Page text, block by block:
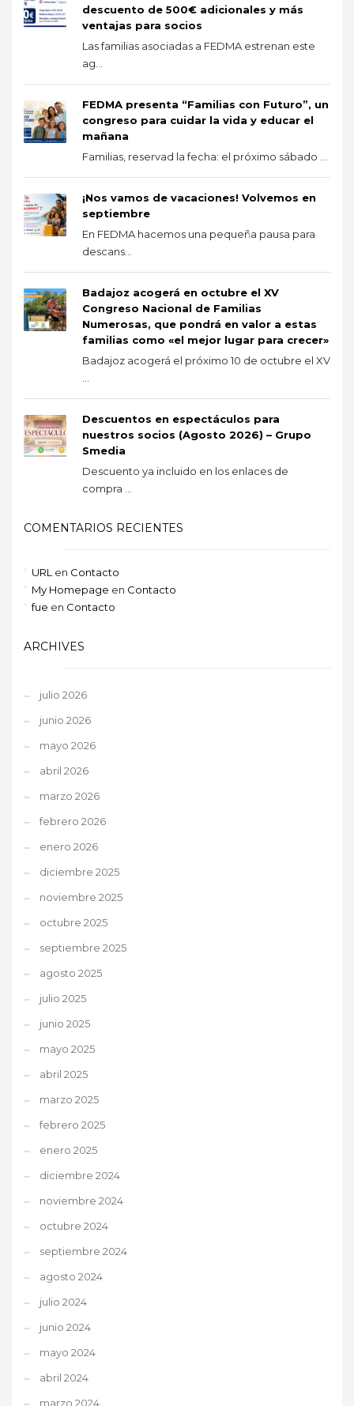
descuento de 500€ adicionales y más
ventajas para socios
Las familias asociadas a FEDMA estrenan este
ag...
FEDMA presenta “Familias con Futuro”, un
congreso para cuidar la vida y educar el
mañana
Familias, reservad la fecha: el próximo sábado ...
¡Nos vamos de vacaciones! Volvemos en
septiembre
En FEDMA hacemos una pequeña pausa para
descans...
Badajoz acogerá en octubre el XV
Congreso Nacional de Familias
Numerosas, que pondrá en valor a estas
familias como «el mejor lugar para crecer»
Badajoz acogerá el próximo 10 de octubre el XV
Descuentos en espectáculos para
nuestros socios (Agosto 2026) – Grupo
Smedia
Descuento ya incluido en los enlaces de
compra ...
COMENTARIOS RECIENTES
URL en Contacto
My Homepage en Contacto
fue en Contacto
ARCHIVES
julio 2026
junio 2026
mayo 2026
abril 2026
marzo 2026
febrero 2026
enero 2026
diciembre 2025
noviembre 2025
octubre 2025
septiembre 2025
agosto 2025
julio 2025
junio 2025
mayo 2025
abril 2025
marzo 2025
febrero 2025
enero 2025
diciembre 2024
noviembre 2024
octubre 2024
septiembre 2024
agosto 2024
julio 2024
junio 2024
mayo 2024
abril 2024
marzo 2024